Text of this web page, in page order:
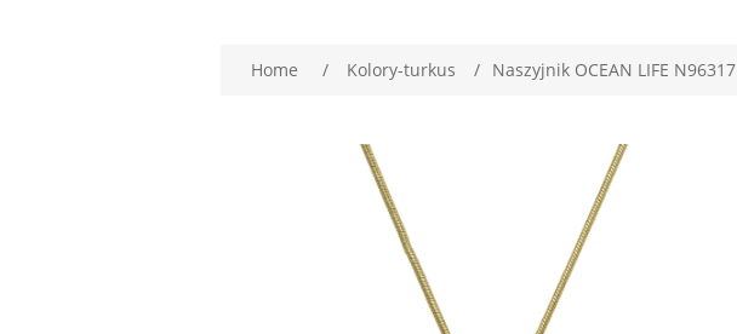
Home / Kolory-turkus / Naszyjnik OCEAN LIFE N96317